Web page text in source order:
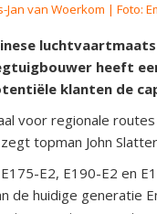
Jan van Woerkom | Foto:
heeft
klanten de
voor regionale
topman John
E2, E190-E2 en
de huidige generatie